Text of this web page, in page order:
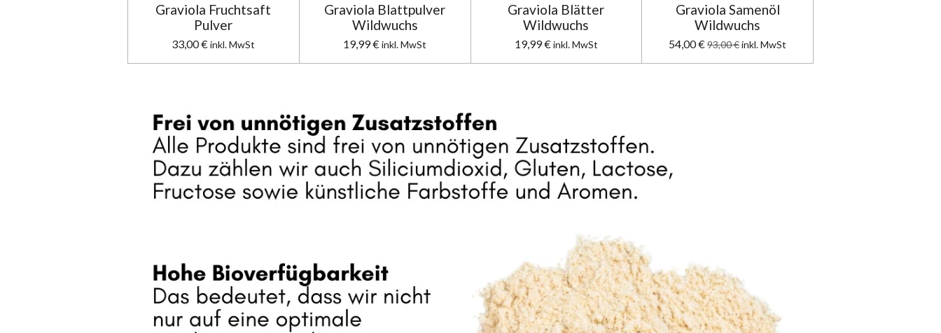
Graviola Fruchtsaft
Pulver
33,00 € inkl. MwSt
Graviola Blattpulver
Wildwuchs
19,99 € inkl. MwSt
Graviola Blätter
Wildwuchs
19,99 € inkl. MwSt
Graviola Samenöl
Wildwuchs
54,00 € 93,00 €inkl. MwSt